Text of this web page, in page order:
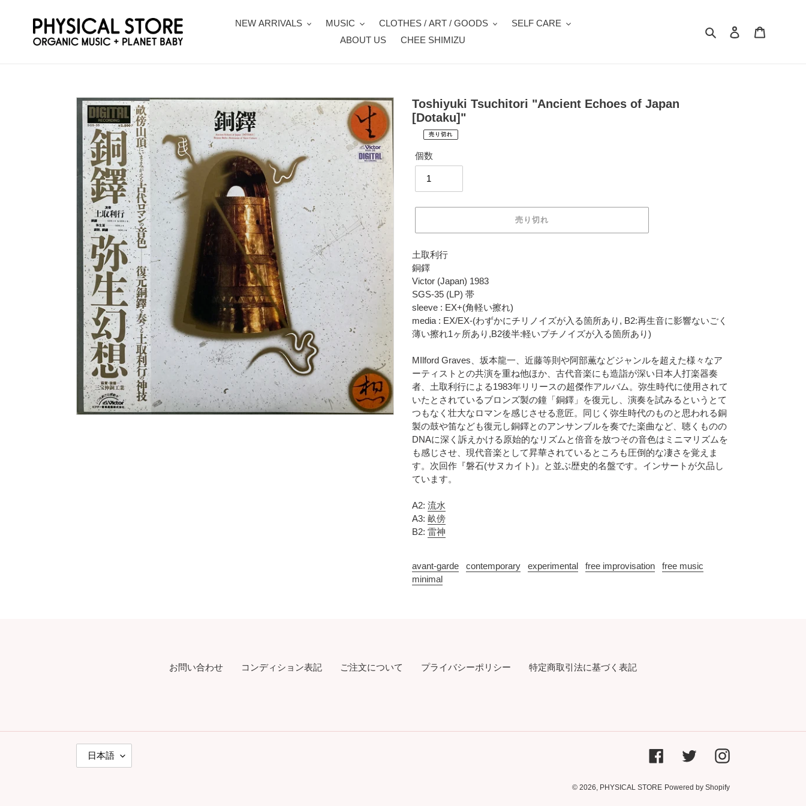
NEW ARRIVALS MUSIC CLOTHES / ART / GOODS
SELF CARE
ABOUT US
CHEE SHIMIZU
検索 ログイン
Toshiyuki Tsuchitori "Ancient Echoes of Japan
[Dotaku]"
常
格
¥6,930
売り切れ
税
込
手
続
き
計
算
さ
ま
す
コ
ン
デ
ィ
シ
ョ
ン
表
に
つ
い
個数
売り切れ
カ
ー
ト
に
商
品
を
加
る
土取利行
銅鐸
Victor (Japan) 1983
SGS-35 (LP) 帯
sleeve : EX+(角軽い擦れ)
media : EX/EX-(わずかにチリノイズが入る箇所あり, B2:再生音に影響ないごく
薄い擦れ1ヶ所あり,B2後半:軽いプチノイズが入る箇所あり)
MIlford Graves、坂本龍一、近藤等則や阿部薫などジャンルを超えた様々なア
ーティストとの共演を重ね他ほか、古代音楽にも造詣が深い日本人打楽器奏
者、土取利行による1983年リリースの超傑作アルバム。弥生時代に使用されて
いたとされているブロンズ製の鐘「銅鐸」を復元し、演奏を試みるというとて
つもなく壮大なロマンを感じさせる意匠。同じく弥生時代のものと思われる銅
製の鼓や笛なども復元し銅鐸とのアンサンブルを奏でた楽曲など、聴くものの
DNAに深く訴えかける原始的なリズムと倍音を放つその音色はミニマリズムを
も感じさせ、現代音楽として昇華されているところも圧倒的な凄さを覚えま
す。次回作『磐石(サヌカイト)』と並ぶ歴史的名盤です。インサートが欠品し
ています。
A2: 流水
A3: 畝傍
B2: 雷神
avant-garde contemporary experimental free improvisation
free music
minimal
お問い合わせ コンディション表記 ご注文について プライバシーポリシー 特定商取引法に基づく表記
日本語 FacebookTwitter Instagram
© 2026, PHYSICAL STORE Powered by Shopify